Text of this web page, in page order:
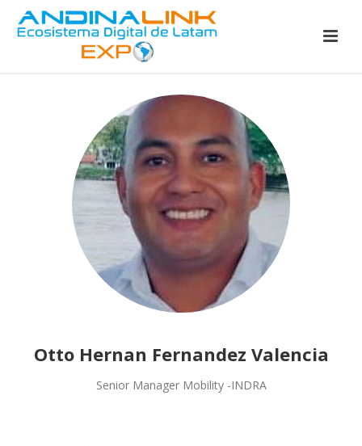
Otto Hernan Fernandez Valencia
Senior Manager Mobility -INDRA